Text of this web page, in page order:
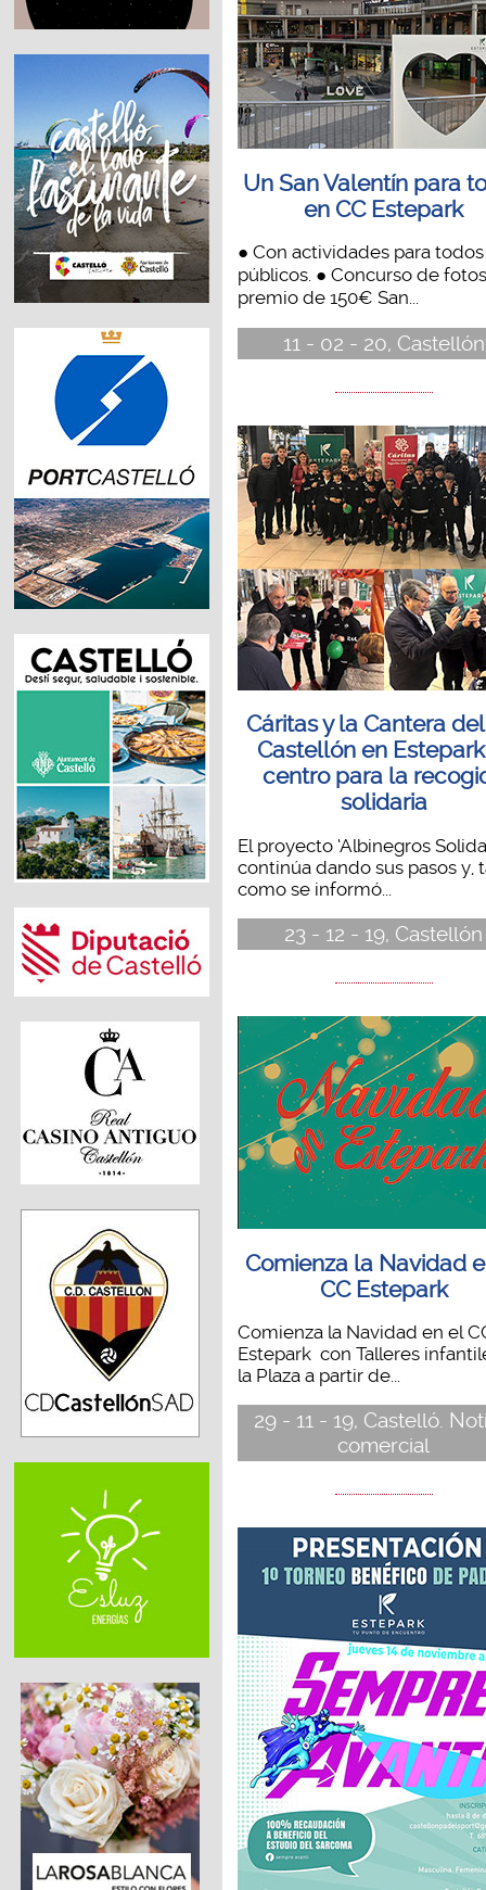
Un San Valentín para
en CC Estepark
● Con actividades para
públicos. ● Concurso de
premio de 150€ San...
11 - 02 - 20, Castellón
Cáritas y la Cantera
Castellón en
centro para la
solidaria
El proyecto ‘Albinegros
continúa dando sus pasos y,
como se informó...
23 - 12 - 19, Castellón
Comienza la Navidad
CC Estepark
Comienza la Navidad en el
Estepark con Talleres
la Plaza a partir de...
29 - 11 - 19, Castelló.
comercial